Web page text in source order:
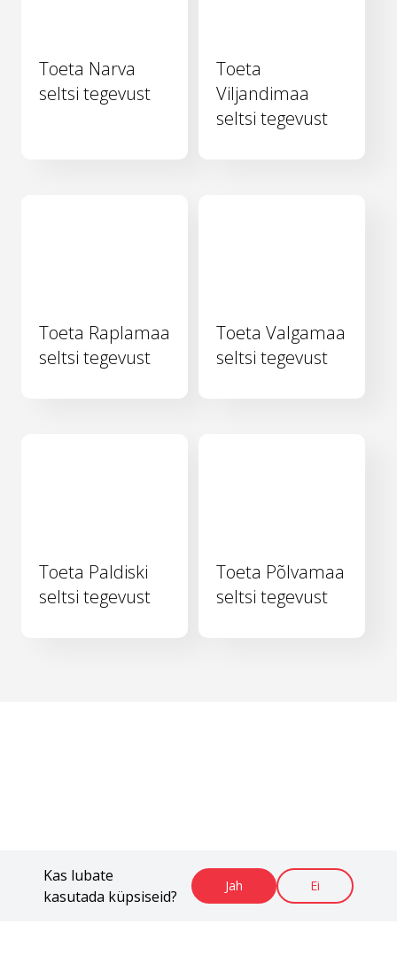
Kas lubate
kasutada küpsiseid?
Jah Ei
Toeta Narva
seltsi tegevust
Toeta
Viljandimaa
seltsi tegevust
Toeta Raplamaa
seltsi tegevust
Toeta Valgamaa
seltsi tegevust
Toeta Paldiski
seltsi tegevust
Toeta Põlvamaa
seltsi tegevust